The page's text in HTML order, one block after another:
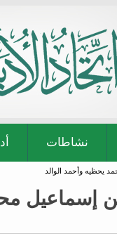
نشاطات
يحظيه وأحمد الوالد
إسماعيل